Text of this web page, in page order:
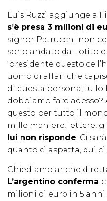
Luis Ruzzi aggiunge a
s’è presa 3 milioni di
signor Petrucchi non
sono andato da Lotito
‘presidente questo ce
uomo di affari che
di questa persona, tu lo
dobbiamo fare
questo per tutto il
mille maniere, lettere,
lui non risponde. Ci
quanto ci aspetta, qui
Chiediamo anche
L’argentino conferma
milioni di euro in 5